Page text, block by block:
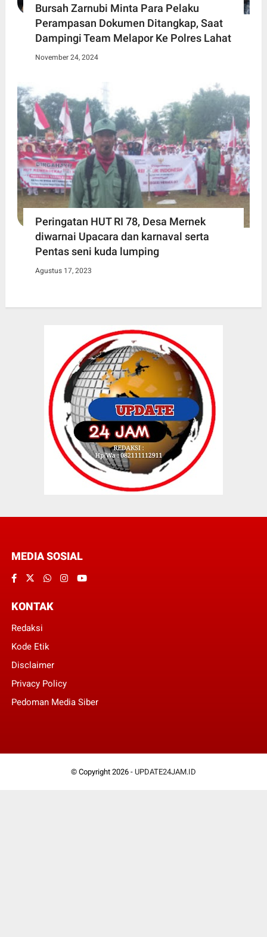
Bursah Zarnubi Minta Para Pelaku
Perampasan Dokumen Ditangkap, Saat
Dampingi Team Melapor Ke Polres Lahat
November 24, 2024
Peringatan HUT RI 78, Desa Mernek
diwarnai Upacara dan karnaval serta
Pentas seni kuda lumping
Agustus 17, 2023
MEDIA SOSIAL
KONTAK
Redaksi
Kode Etik
Disclaimer
Privacy Policy
Pedoman Media Siber
© Copyright 2026 - UPDATE24JAM.ID